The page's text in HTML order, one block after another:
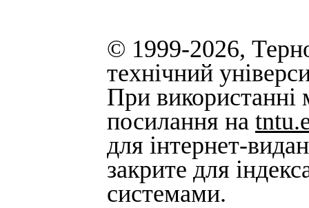
© 1999-2026,
технічний
При використанні
посилання на
для інтернет-
закрите для
системами.